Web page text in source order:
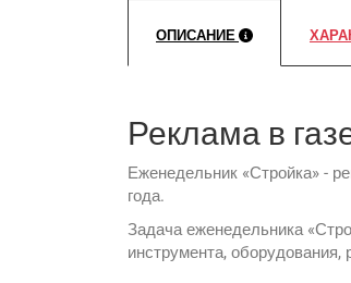
ОПИСАНИЕ
Реклама в
Еженедельник «Стройка» -
года.
Задача еженедельника
инструмента, оборудования,